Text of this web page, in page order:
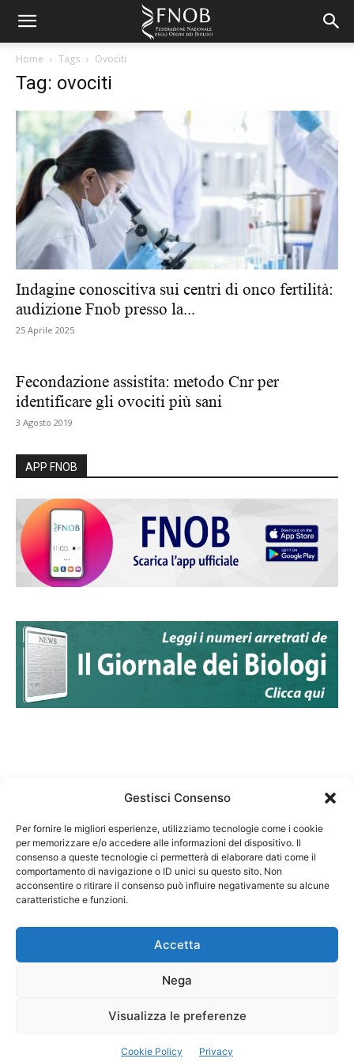
Gestisci Consenso
Per fornire le migliori esperienze, utilizziamo tecnologie come i cookie
per memorizzare e/o accedere alle informazioni del dispositivo. Il
consenso a queste tecnologie ci permetterà di elaborare dati come il
comportamento di navigazione o ID unici su questo sito. Non
acconsentire o ritirare il consenso può influire negativamente su alcune
caratteristiche e funzioni.
Accetta
Nega
Visualizza le preferenze
Cookie Policy Privacy
Home Tags Ovociti
Tag: ovociti
Indagine conoscitiva sui centri di onco fertilità:
audizione Fnob presso la...
25 Aprile 2025
Fecondazione assistita: metodo Cnr per
identificare gli ovociti più sani
3 Agosto 2019
APP FNOB
Federazione Nazionale Degli Ordini dei Biologi:
codice fiscale 80069130583
Responsabile sito internet www.fnob.it: Vincenzo
Privacy Policy Cookie Policy
Rights Reserved.